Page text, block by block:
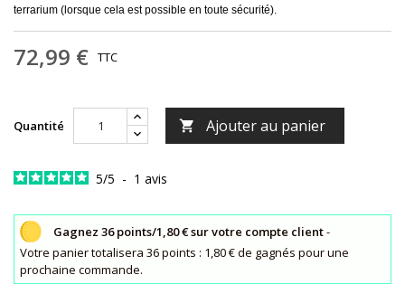
terrarium (lorsque cela est possible en toute sécurité).
72,99 € TTC
Quantité  Ajouter au panier
5/5 - 1 avis
Gagnez 36 points/1,80 € sur votre compte client-
Votre panier totalisera 36 points : 1,80 € de gagnés pour une
prochaine commande.